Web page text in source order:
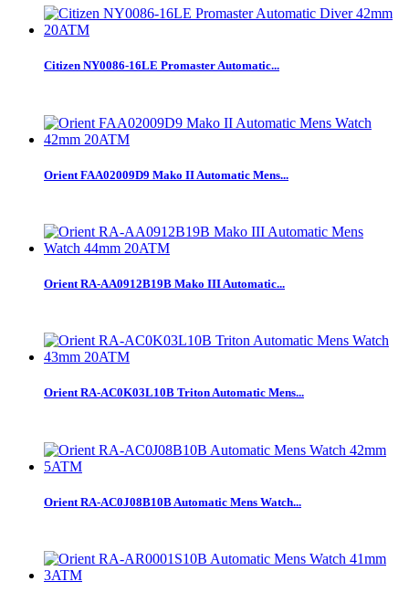
Citizen NY0086-16LE Promaster Automatic...
Orient FAA02009D9 Mako II Automatic Mens...
Orient RA-AA0912B19B Mako III Automatic...
Orient RA-AC0K03L10B Triton Automatic Mens...
Orient RA-AC0J08B10B Automatic Mens Watch...